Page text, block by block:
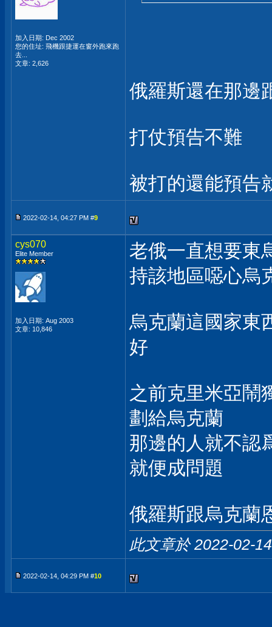
加入日期: Dec 2002
您的住址: 飛機跟捷運在窗外跑來跑
去...
文章: 2,626
俄羅斯還在那邊
打仗預告不難
被打的還能預告
2022-02-14, 04:27 PM #9
cys070
Elite Member
加入日期: Aug 2003
文章: 10,846
老俄一直想要東
持該地區噁心烏
烏克蘭這國家東
好
之前克里米亞鬧
劃給烏克蘭
那邊的人就不認
就便成問題
俄羅斯跟烏克蘭
此文章於 2022-02-
2022-02-14, 04:29 PM #10